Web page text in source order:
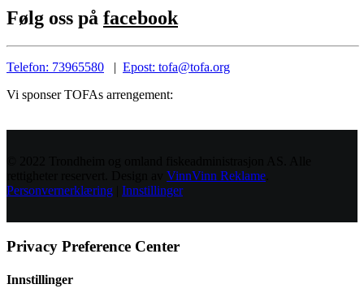
Følg oss på facebook
Telefon: 73965580 | Epost: tofa@tofa.org
Vi sponser TOFAs arrengement:
VinnVinn Reklame
Personvernerklæring
Innstillinger
Privacy Preference Center
Innstillinger